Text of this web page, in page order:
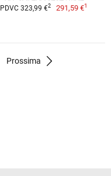
PDVC 323,99 €2 291,59 €1
Prossima